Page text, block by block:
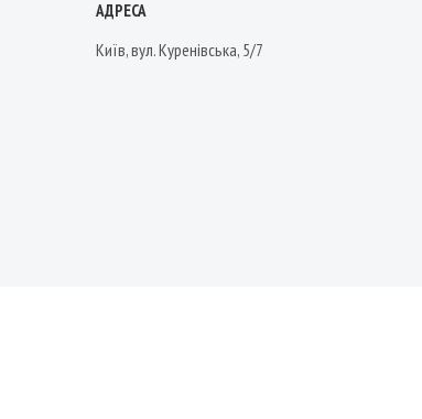
АДРЕСА
Київ, вул. Куренівська, 5/7